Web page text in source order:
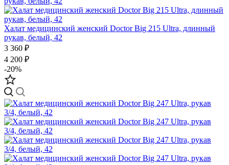
Халат медицинский женский Doctor Big 215 Ultra, длинный
рукав, белый, 42
3 360 ₽
4 200 ₽
-20%